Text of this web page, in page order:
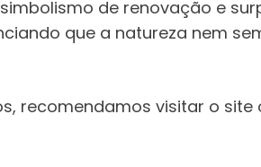
de renovação e
que a natureza nem
recomendamos visitar o site